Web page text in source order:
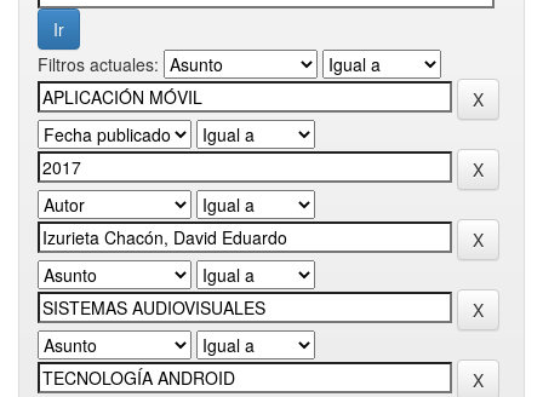
Filtros actuales: